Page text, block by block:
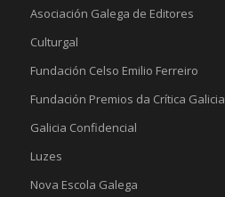
Asociación Galega de Editores
Culturgal
Fundación Celso Emilio Ferreiro
Fundación Premios da Crítica Galicia
Galicia Confidencial
Luzes
Nova Escola Galega